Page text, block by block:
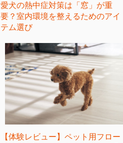
愛犬の熱中症対策は「窓」が重
要？室内環境を整えるためのアイ
テム選び
【体験レビュー】ペット用フロー